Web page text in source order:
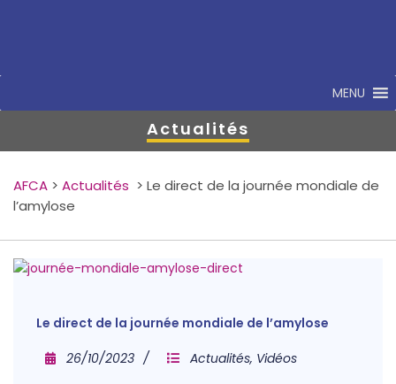
MENU
Actualités
AFCA > Actualités > Le direct de la journée mondiale de
l’amylose
Le direct de la journée mondiale de l’amylose
26/10/2023
Actualités, Vidéos